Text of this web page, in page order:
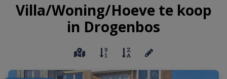
Villa/Woning/Hoeve te koop
in Drogenbos